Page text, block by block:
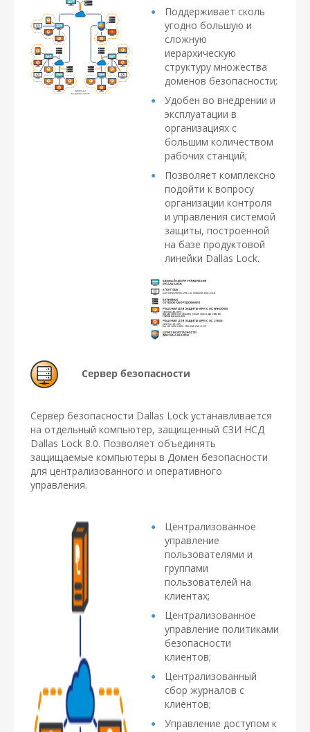
Поддерживает сколь
угодно большую и
сложную
иерархическую
структуру множества
доменов безопасности;
Удобен во внедрении и
эксплуатации в
организациях с
большим количеством
рабочих станций;
Позволяет комплексно
подойти к вопросу
организации контроля
и управления системой
защиты, построенной
на базе продуктовой
линейки Dallas Lock.
Сервер безопасности
Сервер безопасности Dallas Lock устанавливается
на отдельный компьютер, защищенный СЗИ НСД
Dallas Lock 8.0. Позволяет объединять
защищаемые компьютеры в Домен безопасности
для централизованного и оперативного
управления.
Централизованное
управление
пользователями и
группами
пользователей на
клиентах;
Централизованное
управление политиками
безопасности
клиентов;
Централизованный
сбор журналов с
клиентов;
Управление доступом к